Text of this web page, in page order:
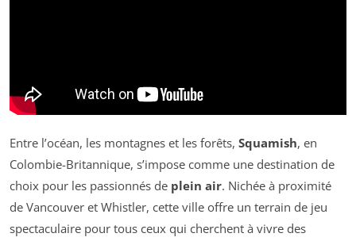
Entre l’océan, les montagnes et les forêts, Squamish, en
Colombie-Britannique, s’impose comme une destination de
choix pour les passionnés de plein air. Nichée à proximité
de Vancouver et Whistler, cette ville offre un terrain de jeu
spectaculaire pour tous ceux qui cherchent à vivre des